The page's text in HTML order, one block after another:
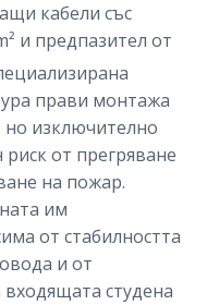
кабели със
и предпазител от
прави монтажа
изключително
от прегряване
на пожар.
им
от стабилността
и от
студена